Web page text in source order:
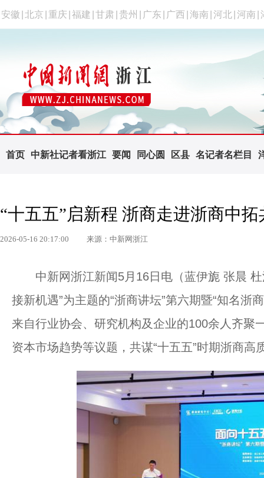
安徽 北京 重庆 福建 甘肃 贵州 广东 广西 海南 河北 河南
首页 中新社记者看浙江 要闻 同心圆 区县 名记者名栏目
“十五五”启新程 浙商走进浙商中
2026-05-16 20:17:00 来源：中新网浙江
中新网浙江新闻5月16日电（蓝伊旎 张晨 杜
接新机遇”为主题的“浙商讲坛”第六期暨“知名浙
来自行业协会、研究机构及企业的100余人齐聚
资本市场趋势等议题，共谋“十五五”时期浙商高